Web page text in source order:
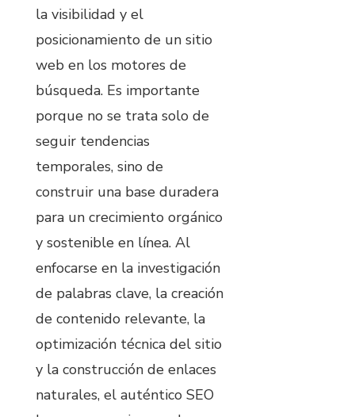
la visibilidad y el
posicionamiento de un sitio
web en los motores de
búsqueda. Es importante
porque no se trata solo de
seguir tendencias
temporales, sino de
construir una base duradera
para un crecimiento orgánico
y sostenible en línea. Al
enfocarse en la investigación
de palabras clave, la creación
de contenido relevante, la
optimización técnica del sitio
y la construcción de enlaces
naturales, el auténtico SEO